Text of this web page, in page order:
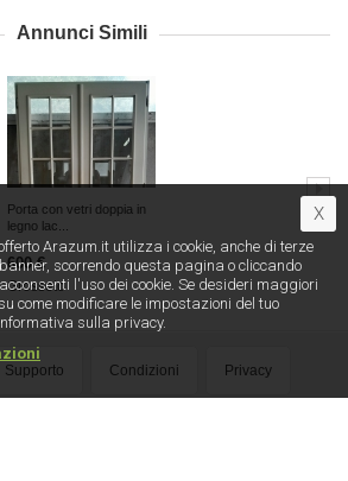
Annunci Simili
Porta con vetri doppia in
legno lac...
600 €
Grosseto
Supporto Condizioni Privacy
Arazum.it utilizza i cookie, anche di terze
scorrendo questa pagina o cliccando
l′uso dei cookie. Se desideri maggiori
come modificare le impostazioni del tuo
sulla privacy.
X